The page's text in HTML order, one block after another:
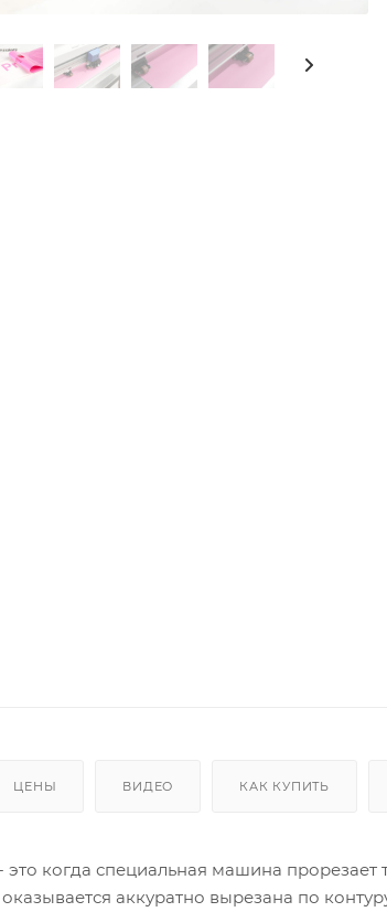
ЦЕНЫ ВИДЕО КАК КУПИТЬ
это когда специальная машина
аккуратно вырезана по